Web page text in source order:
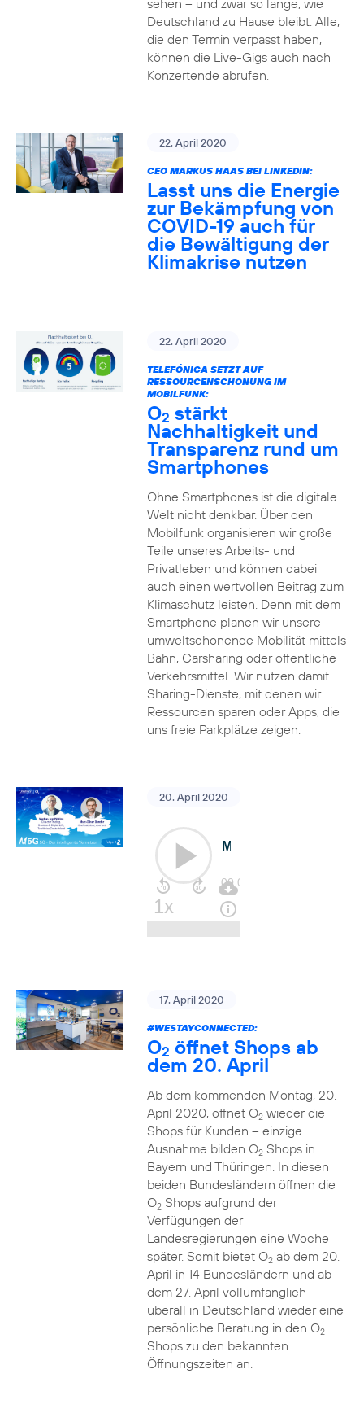
sehen – und zwar so lange, wie
Deutschland zu Hause bleibt. Alle,
die den Termin verpasst haben,
können die Live-Gigs auch nach
Konzertende abrufen.
22. April 2020
CEO MARKUS HAAS BEI LINKEDIN:
Lasst uns die Energie
zur Bekämpfung von
COVID-19 auch für
die Bewältigung der
Klimakrise nutzen
22. April 2020
TELEFÓNICA SETZT AUF
RESSOURCENSCHONUNG IM
MOBILFUNK:
O2 stärkt
Nachhaltigkeit und
Transparenz rund um
Smartphones
Ohne Smartphones ist die digitale
Welt nicht denkbar. Über den
Mobilfunk organisieren wir große
Teile unseres Arbeits- und
Privatleben und können dabei
auch einen wertvollen Beitrag zum
Klimaschutz leisten. Denn mit dem
Smartphone planen wir unsere
umweltschonende Mobilität mittels
Bahn, Carsharing oder öffentliche
Verkehrsmittel. Wir nutzen damit
Sharing-Dienste, mit denen wir
Ressourcen sparen oder Apps, die
uns freie Parkplätze zeigen.
20. April 2020
17. April 2020
#WESTAYCONNECTED:
O2 öffnet Shops ab
dem 20. April
Ab dem kommenden Montag, 20.
April 2020, öffnet O2wieder die
Shops für Kunden – einzige
Ausnahme bilden O2Shops in
Bayern und Thüringen. In diesen
beiden Bundesländern öffnen die
O2Shops aufgrund der
Verfügungen der
Landesregierungen eine Woche
später. Somit bietet O2ab dem 20.
April in 14 Bundesländern und ab
dem 27. April vollumfänglich
überall in Deutschland wieder eine
persönliche Beratung in den O2
Shops zu den bekannten
Öffnungszeiten an.